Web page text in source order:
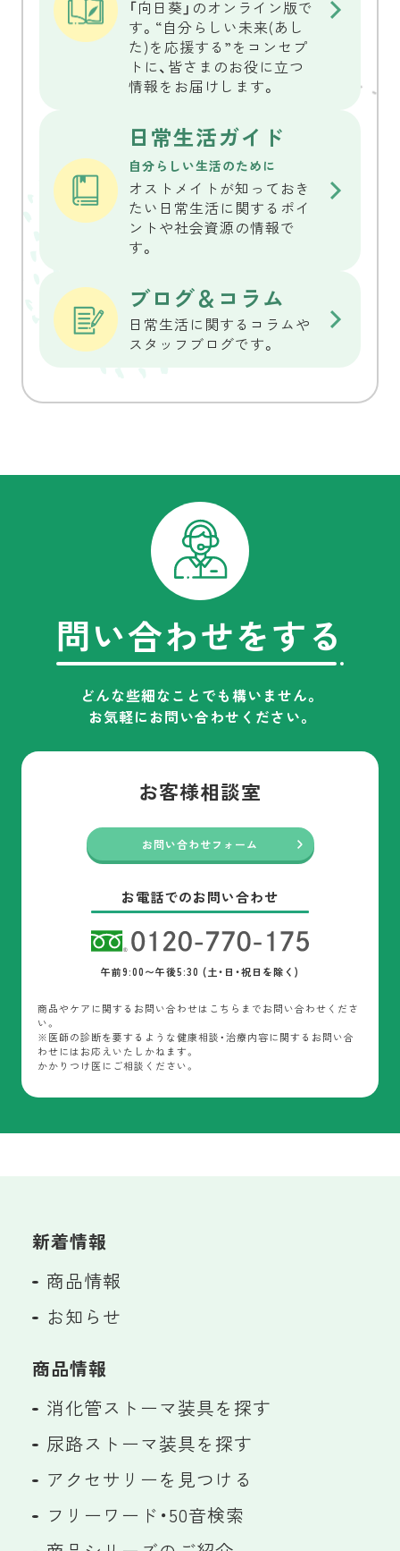
「向日葵」のオンライン版で
す。“自分らしい未来(あし
た)を応援する”をコンセプ
トに、皆さまのお役に立つ
情報をお届けします。
日常生活ガイド
自分らしい生活のために
オストメイトが知っておき
たい日常生活に関するポイ
ントや社会資源の情報で
す。
ブログ＆コラム
日常生活に関するコラムや
スタッフブログです。
問い合わせをする
どんな些細なことでも構いません。
お気軽にお問い合わせください。
お客様相談室
お問い合わせフォーム
お電話でのお問い合わせ
午前9:00〜午後5:30 (土・日・祝日を除く)
商品やケアに関するお問い合わせはこちらまでお問い合わせくださ
い。
※医師の診断を要するような健康相談・治療内容に関するお問い合
わせにはお応えいたしかねます。
かかりつけ医にご相談ください。
新着情報
商品情報
お知らせ
商品情報
消化管ストーマ装具を探す
尿路ストーマ装具を探す
アクセサリーを見つける
フリーワード・50音検索